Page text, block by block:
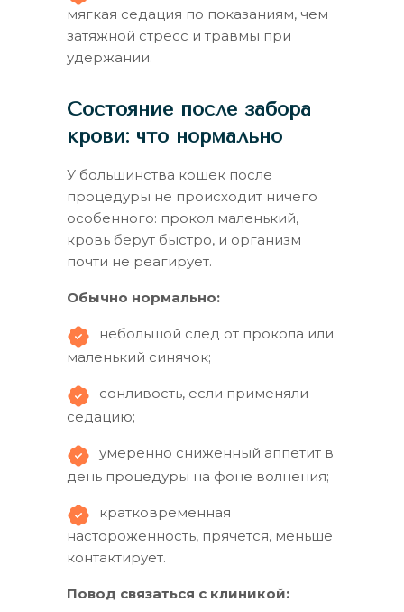
мягкая седация по показаниям, чем
затяжной стресс и травмы при
удержании.
Состояние после забора
крови: что нормально
У большинства кошек после
процедуры не происходит ничего
особенного: прокол маленький,
кровь берут быстро, и организм
почти не реагирует.
Обычно нормально:
небольшой след от прокола или
маленький синячок;
сонливость, если применяли
седацию;
умеренно сниженный аппетит в
день процедуры на фоне волнения;
кратковременная
настороженность, прячется, меньше
контактирует.
Повод связаться с клиникой: